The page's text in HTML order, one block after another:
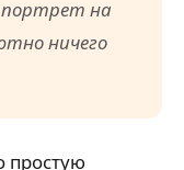
на
ничего
простую